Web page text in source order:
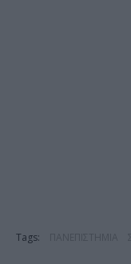
Tags: